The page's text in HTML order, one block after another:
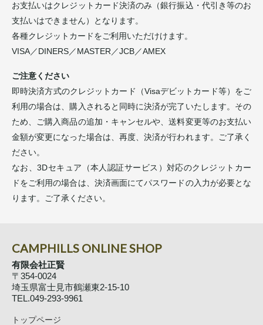
お支払いはクレジットカード決済のみ（銀行振込・代引き等のお
支払いはできません）となります。
各種クレジットカードをご利用いただけけます。
VISA／DINERS／MASTER／JCB／AMEX
ご注意ください
即時決済方式のクレジットカード（Visaデビットカード等）をご
利用の場合は、購入されると同時に決済が完了いたします。その
ため、ご購入商品の追加・キャンセルや、送料変更等のお支払い
金額が変更になった場合は、再度、決済が行われます。ご了承く
ださい。
なお、3Dセキュア（本人認証サービス）対応のクレジットカー
ドをご利用の場合は、決済画面にてパスワードの入力が必要とな
ります。ご了承ください。
CAMPHILLS ONLINE SHOP
有限会社正賢
〒354-0024
埼玉県富士見市鶴瀬東2-15-10
TEL.049-293-9961
トップページ